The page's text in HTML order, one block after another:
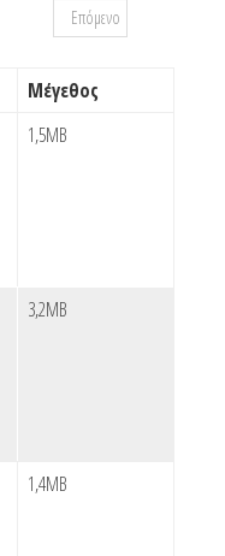
Επόμενο
Μέγεθος
1,5MB
3,2MB
1,4MB